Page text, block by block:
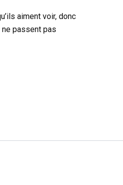
aiment voir, donc
passent pas